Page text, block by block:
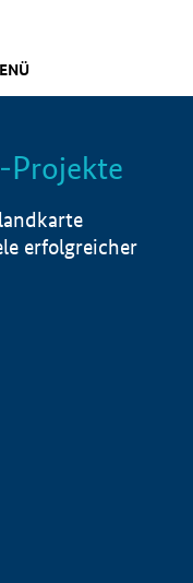
Info
Projekte
erfolgreicher